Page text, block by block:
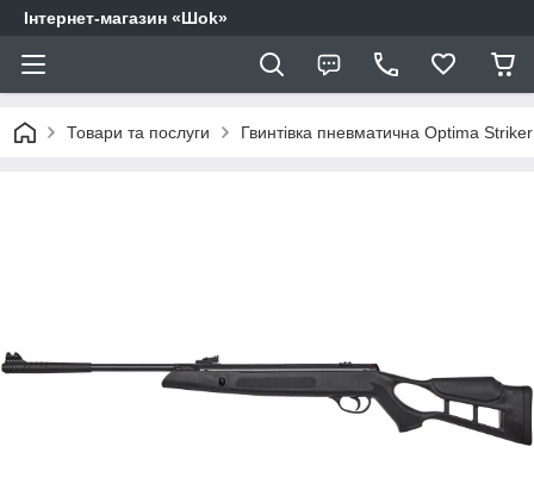
Інтернет-магазин «Шоk»
Товари та послуги Гвинтівка пневматична Optima